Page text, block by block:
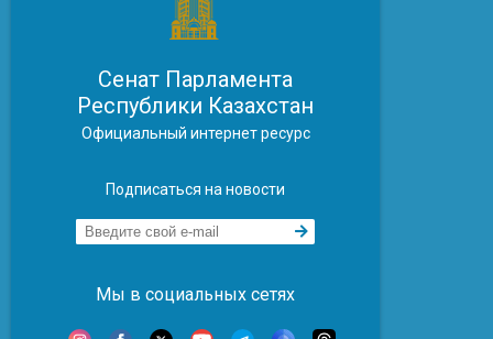
Сенат Парламента
Республики Казахстан
Официальный интернет ресурс
Подписаться на новости
Мы в социальных сетях